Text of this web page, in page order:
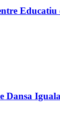
Educatiu
Dansa